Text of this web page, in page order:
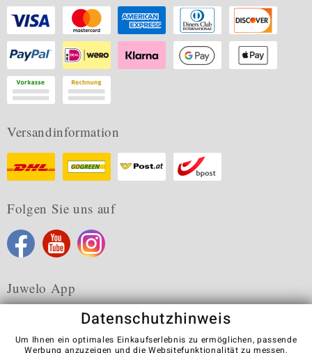
Versandinformation
Folgen Sie uns auf
Juwelo App
Datenschutzhinweis
Um Ihnen ein optimales Einkaufserlebnis zu ermöglichen, passende
Werbung anzuzeigen und die Websitefunktionalität zu messen,